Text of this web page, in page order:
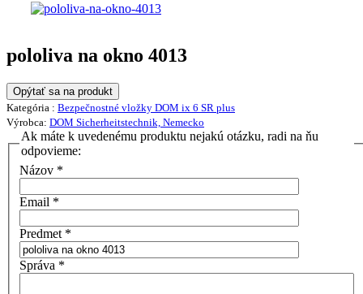
pololiva na okno 4013
Opýtať sa na produkt
Kategória : Bezpečnostné vložky DOM ix 6 SR plus
Výrobca: DOM Sicherheitstechnik, Nemecko
Ak máte k uvedenému produktu nejakú otázku, radi na ňu
odpovieme:
Názov *
Email *
Predmet *
Správa *